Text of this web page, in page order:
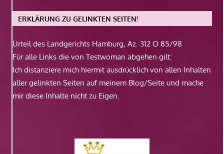
ERKLÄRUNG ZU GELINKTEN SEITEN!
Urteil des Landgerichts Hamburg, Az. 312 O 85/98
Für alle Links die von Testwoman abgehen gilt:
Ich distanziere mich hiermit ausdrücklich von allen Inhalten
aller gelinkten Seiten auf meinem Blog/Seite und mache
mir diese Inhalte nicht zu Eigen.